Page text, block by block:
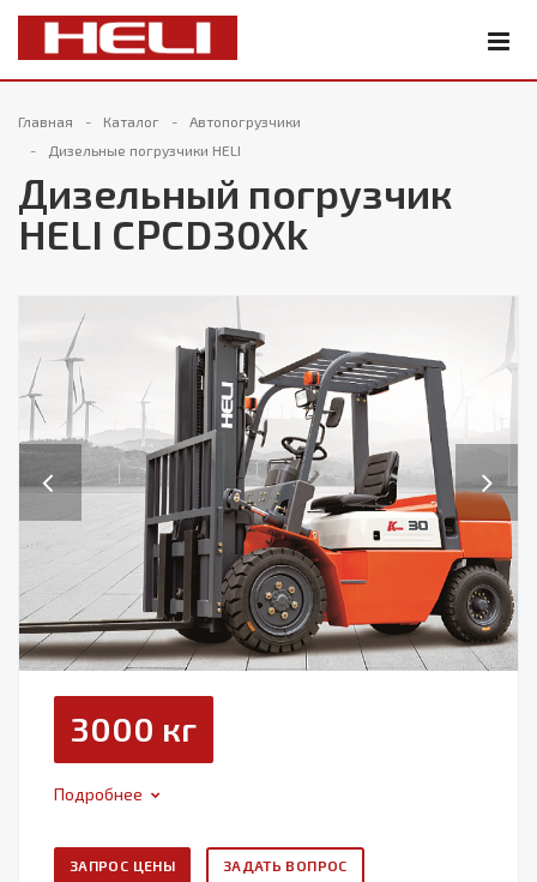
Главная Каталог
Автопогрузчики
Дизельные погрузчики HELI
Дизельный погрузчик
HELI CPCD30Xk
Previous
3000 кг
Подробнее
ЗАПРОС ЦЕНЫ ЗАДАТЬ ВОПРОС